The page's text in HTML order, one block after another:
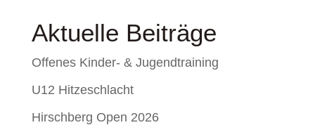
Aktuelle Beiträge
Offenes Kinder- & Jugendtraining
U12 Hitzeschlacht
Hirschberg Open 2026